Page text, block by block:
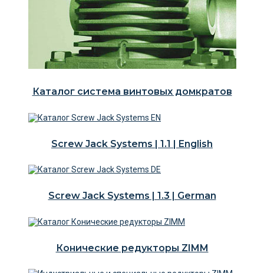
Каталог система винтовых домкратов
Screw Jack Systems | 1.1 | English
Screw Jack Systems | 1.3 | German
Конические редукторы ZIMM